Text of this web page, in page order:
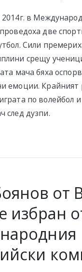
в
две
Сили
срещу
мача бяха
емоции. Крайният
по волейбол
след дузпи.
от
избран